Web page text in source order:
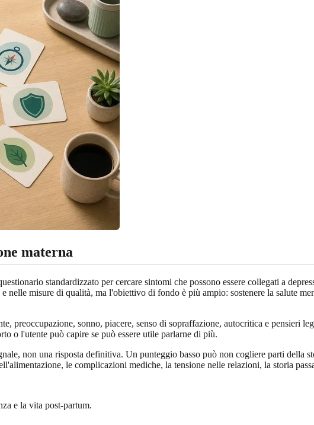
materna
standardizzato per cercare sintomi che possono essere collegati a
nelle misure di qualità, ma l'obiettivo di fondo è più ampio: sostenere la salute
preoccupazione, sonno, piacere, senso di sopraffazione, autocritica e pensieri
o l'utente può capire se può essere utile parlarne di più.
non una risposta definitiva. Un punteggio basso può non cogliere parti della
le complicazioni mediche, la tensione nelle relazioni, la storia
e la vita post-partum.